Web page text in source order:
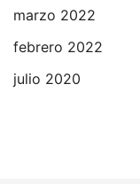
marzo 2022
febrero 2022
julio 2020